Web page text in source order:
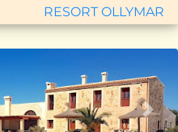
RESORT OLLYMAR
Vor